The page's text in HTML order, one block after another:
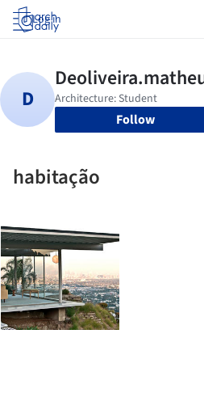
Log in
Follow
habitação